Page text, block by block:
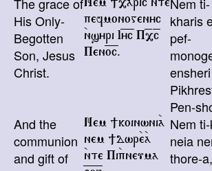
His Only-
Begotten
Son, Jesus
Christ.
Nem ],aric `nte
pefmonogenyc
`nsyri I=y=c P=,=c
Pen=o=c.
kharis
pef-
Pen-
And the
communion
and gift of
Nem ]koinwni`a
nem ]dwr`e`a
`nte Pi`pneuma
Nem
neia
thore-